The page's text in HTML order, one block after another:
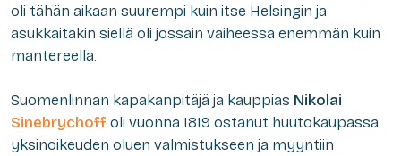
oli tähän aikaan suurempi kuin itse Helsingin ja
asukkaitakin siellä oli jossain vaiheessa enemmän kuin
mantereella.
Suomenlinnan kapakanpitäjä ja kauppias Nikolai
Sinebrychoff oli vuonna 1819 ostanut huutokaupassa
yksinoikeuden oluen valmistukseen ja myyntiin